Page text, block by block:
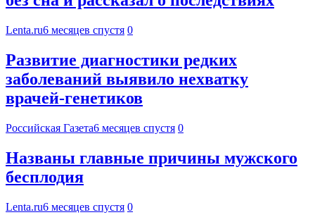
Lenta.ru6 месяцев спустя 0
Развитие диагностики редких
заболеваний выявило нехватку
врачей-генетиков
Российская Газета6 месяцев спустя 0
Названы главные причины мужского
бесплодия
Lenta.ru6 месяцев спустя 0